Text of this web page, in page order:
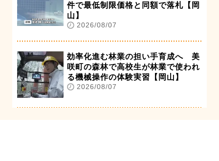
件で最低制限価格と同額で落札【岡
山】
2026/08/07
効率化進む林業の担い手育成へ 美
咲町の森林で高校生が林業で使われ
る機械操作の体験実習【岡山】
2026/08/07